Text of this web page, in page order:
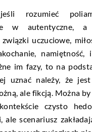
jeśli rozumieć
w autentyczne,
uczuciowe,
namiętność,
im fazy, to na
uznać należy, że
ale fikcją. Można
czysto
ale scenariusz